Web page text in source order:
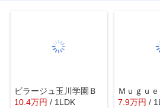
ビラージュ玉川学園Ｂ
10.4万円 / 1LDK
7.9万円 /